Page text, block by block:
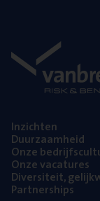
Inzich­ten
Duur­zaam­heid
Onze
Onze vaca­tu­res
Diver­si­teit,
Part­ner­ships